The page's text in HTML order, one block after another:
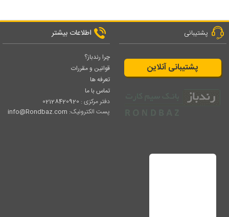
پشتیبانی
پشتیبانی آنلاین
اطلاعات بیشتر
چرا رندباز؟
قوانین و مقررات
تعرفه ها
تماس با ما
دفتر مرکزی : 02128420920
پست الکترونیک: info@Rondbaz.com